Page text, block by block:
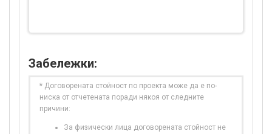
Забележки:
* Договорената стойност по проекта може да е по-
ниска от отчетената поради някоя от следните
причини:
За физически лица договорената стойност не